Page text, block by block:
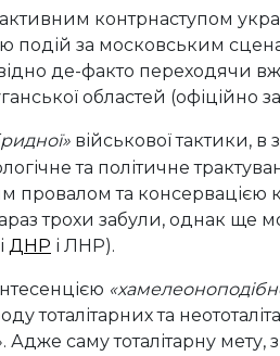
контрнаступом
за московським
де-факто переходячи
областей (офіційно
військової тактики,
та політичне
провалом та консервацією
трохи забули, однак ще
ДНР і ЛНР).
тоталітарних та
Адже саму тоталітарну мету,